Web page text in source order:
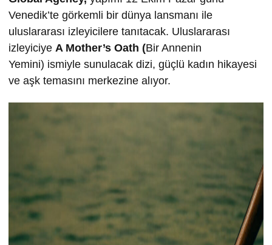
Venedik’te görkemli bir dünya lansmanı ile
uluslararası izleyicilere tanıtacak. Uluslararası
izleyiciye A Mother’s Oath (Bir Annenin
Yemini) ismiyle sunulacak dizi, güçlü kadın hikayesi
ve aşk temasını merkezine alıyor.